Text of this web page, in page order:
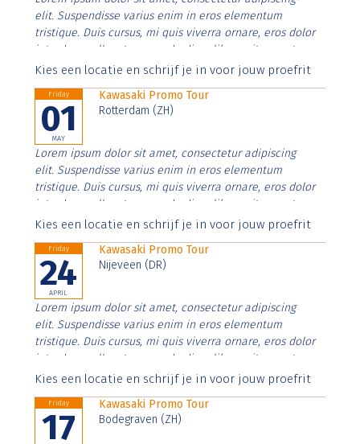
elit. Suspendisse varius enim in eros elementum
tristique. Duis cursus, mi quis viverra ornare, eros dolor
interdum nulla, ut commodo diam libero vitae erat.
Aenean faucibus nibh et justo cursus id rutrum lorem
Kies een locatie en schrijf je in voor jouw proefrit
Friday
01
MAY
Kawasaki Promo Tour
Rotterdam (ZH)
Lorem ipsum dolor sit amet, consectetur adipiscing
elit. Suspendisse varius enim in eros elementum
tristique. Duis cursus, mi quis viverra ornare, eros dolor
interdum nulla, ut commodo diam libero vitae erat.
Aenean faucibus nibh et justo cursus id rutrum lorem
Kies een locatie en schrijf je in voor jouw proefrit
Friday
24
APRIL
Kawasaki Promo Tour
Nijeveen (DR)
Lorem ipsum dolor sit amet, consectetur adipiscing
elit. Suspendisse varius enim in eros elementum
tristique. Duis cursus, mi quis viverra ornare, eros dolor
interdum nulla, ut commodo diam libero vitae erat.
Aenean faucibus nibh et justo cursus id rutrum lorem
Kies een locatie en schrijf je in voor jouw proefrit
Friday
17
Kawasaki Promo Tour
Bodegraven (ZH)